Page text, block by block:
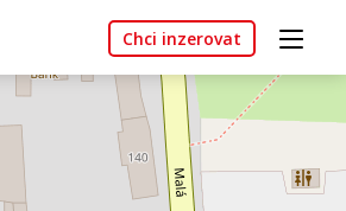
Chci inzerovat